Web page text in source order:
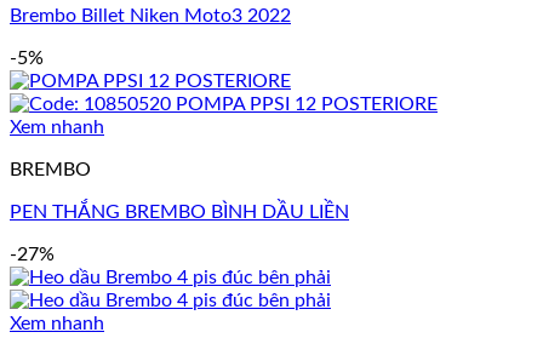
Brembo Billet Niken Moto3 2022
-5%
Xem nhanh
BREMBO
PEN THẮNG BREMBO BÌNH DẦU LIỀN
-27%
Xem nhanh